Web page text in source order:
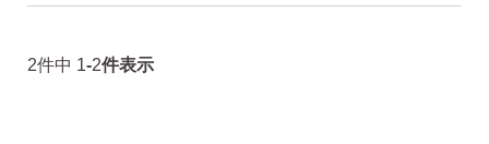
2件中 1-2件表示